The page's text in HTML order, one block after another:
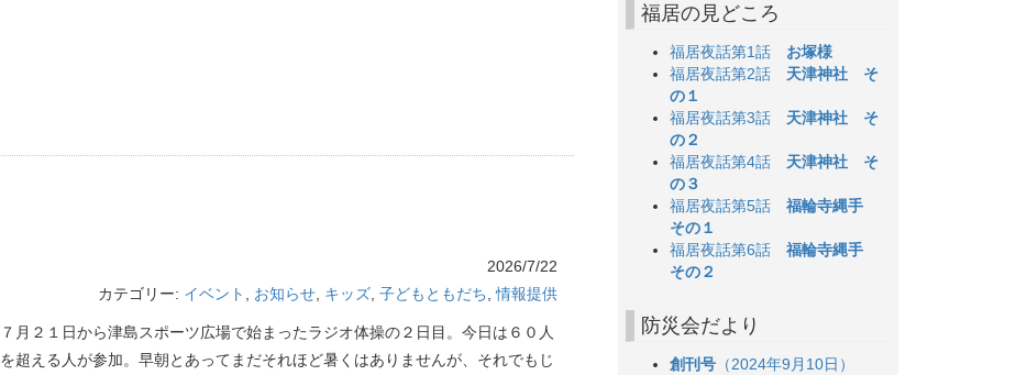
2026/7/22
カテゴリー: イベント お知らせ, キッズ, 子どもともだち ,情報提供
７月２１日から津島スポーツ広場で始まったラジオ体操の２日目。今日は６０人
を超える人が参加。早朝とあってまだそれほど暑くはありませんが、それでもじ
福居の見どころ
福居夜話第1話 お塚様
福居夜話第2話 天津神社 そ
の１
福居夜話第3話 天津神社 そ
の２
福居夜話第4話 天津神社 そ
の３
福居夜話第5話福輪寺縄手
その１
福居夜話第6話福輪寺縄手
その２
防災会だより
創刊号 （2024年9月10日）